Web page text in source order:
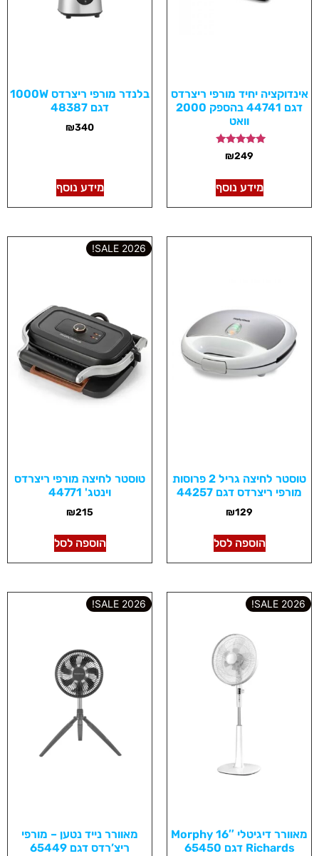
אינדוקציה יחיד מורפי ריצרדס
דגם 44741 בהספק 2000
וואט
דורג
5.00
₪249
מידע נוסף
בלנדר מורפי ריצרדס 1000W
דגם 48387
₪340
מידע נוסף
טוסטר לחיצה גריל 2 פרוסות
מורפי ריצרדס דגם 44257
₪129
הוספה לסל
2026 SALE!
טוסטר לחיצה מורפי ריצרדס
וינטג' 44771
₪215
הוספה לסל
2026 SALE!
מאוורר דיגיטלי 16″ Morphy
Richards דגם 65450
2026 SALE!
מאוורר נייד נטען – מורפי
ריצ’רדס דגם 65449